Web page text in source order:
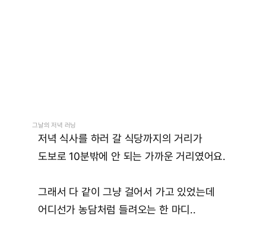
그날의 저녁 러닝
저녁 식사를 하러 갈 식당까지의 거리가
도보로 10분밖에 안 되는 가까운 거리였어요.
그래서 다 같이 그냥 걸어서 가고 있었는데
어디선가 농담처럼 들려오는 한 마디..